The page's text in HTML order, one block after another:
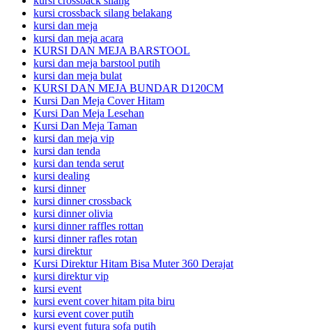
kursi crossback silang belakang
kursi dan meja
kursi dan meja acara
KURSI DAN MEJA BARSTOOL
kursi dan meja barstool putih
kursi dan meja bulat
KURSI DAN MEJA BUNDAR D120CM
Kursi Dan Meja Cover Hitam
Kursi Dan Meja Lesehan
Kursi Dan Meja Taman
kursi dan meja vip
kursi dan tenda
kursi dan tenda serut
kursi dealing
kursi dinner
kursi dinner crossback
kursi dinner olivia
kursi dinner raffles rottan
kursi dinner rafles rotan
kursi direktur
Kursi Direktur Hitam Bisa Muter 360 Derajat
kursi direktur vip
kursi event
kursi event cover hitam pita biru
kursi event cover putih
kursi event futura sofa putih